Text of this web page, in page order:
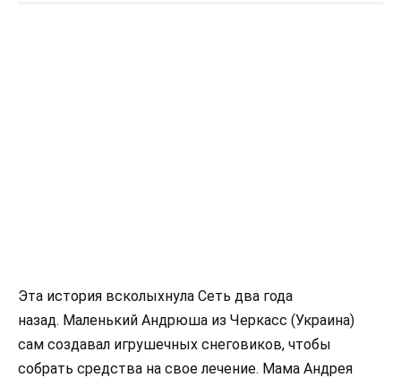
Эта история всколыхнула Сеть два года
назад. Маленький Андрюша из Черкасс (Украина)
сам создавал игрушечных снеговиков, чтобы
собрать средства на свое лечение. Мама Андрея